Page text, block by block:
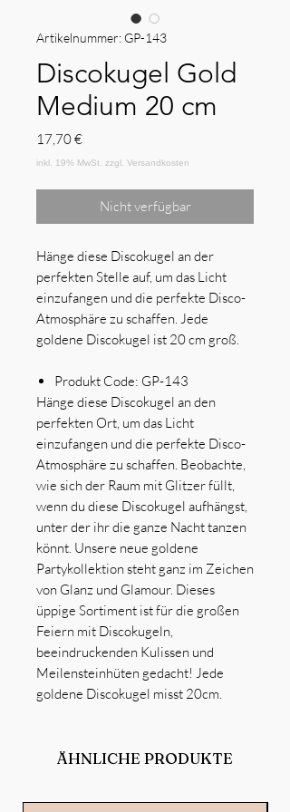
Artikelnummer: GP-143
Discokugel Gold
Medium 20 cm
17,70 €Preis
Nicht verfügbar
Hänge diese Discokugel an der
perfekten Stelle auf, um das Licht
einzufangen und die perfekte Disco-
Atmosphäre zu schaffen. Jede
goldene Discokugel ist 20 cm groß.
Produkt Code: GP-143
Hänge diese Discokugel an den
perfekten Ort, um das Licht
einzufangen und die perfekte Disco-
Atmosphäre zu schaffen. Beobachte,
wie sich der Raum mit Glitzer füllt,
wenn du diese Discokugel aufhängst,
unter der ihr die ganze Nacht tanzen
könnt. Unsere neue goldene
Partykollektion steht ganz im Zeichen
von Glanz und Glamour. Dieses
üppige Sortiment ist für die großen
Feiern mit Discokugeln,
beeindruckenden Kulissen und
Meilensteinhüten gedacht! Jede
goldene Discokugel misst 20cm.
ÄHNLICHE PRODUKTE